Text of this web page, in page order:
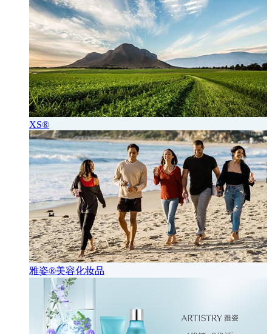
XS®
雅姿®美容化妆品